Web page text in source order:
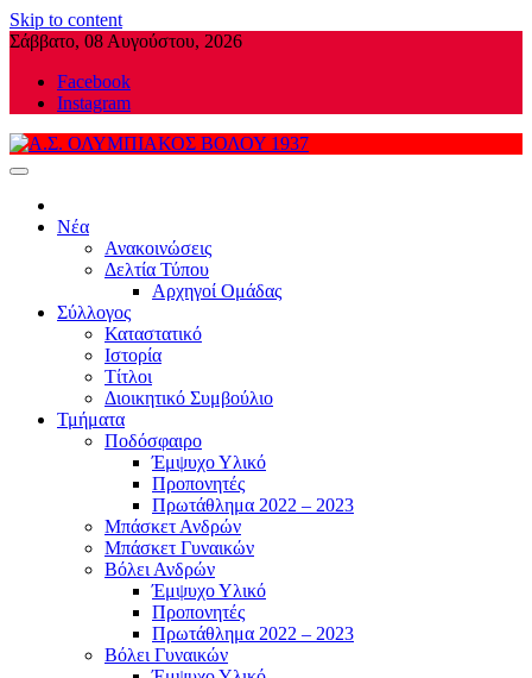
Skip to content
Σάββατο, 08 Αυγούστου, 2026
Facebook
Instagram
Νέα
Ανακοινώσεις
Δελτία Τύπου
Αρχηγοί Ομάδας
Σύλλογος
Καταστατικό
Ιστορία
Τίτλοι
Διοικητικό Συμβούλιο
Τμήματα
Ποδόσφαιρο
Έμψυχο Υλικό
Προπονητές
Πρωτάθλημα 2022 – 2023
Μπάσκετ Ανδρών
Μπάσκετ Γυναικών
Βόλει Ανδρών
Έμψυχο Υλικό
Προπονητές
Πρωτάθλημα 2022 – 2023
Βόλει Γυναικών